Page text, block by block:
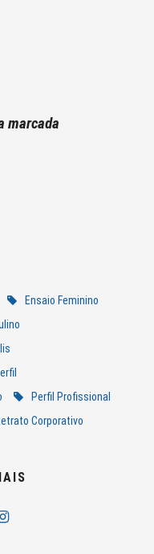
marcada
Ensaio Feminino
Perfil Profissional
Corporativo